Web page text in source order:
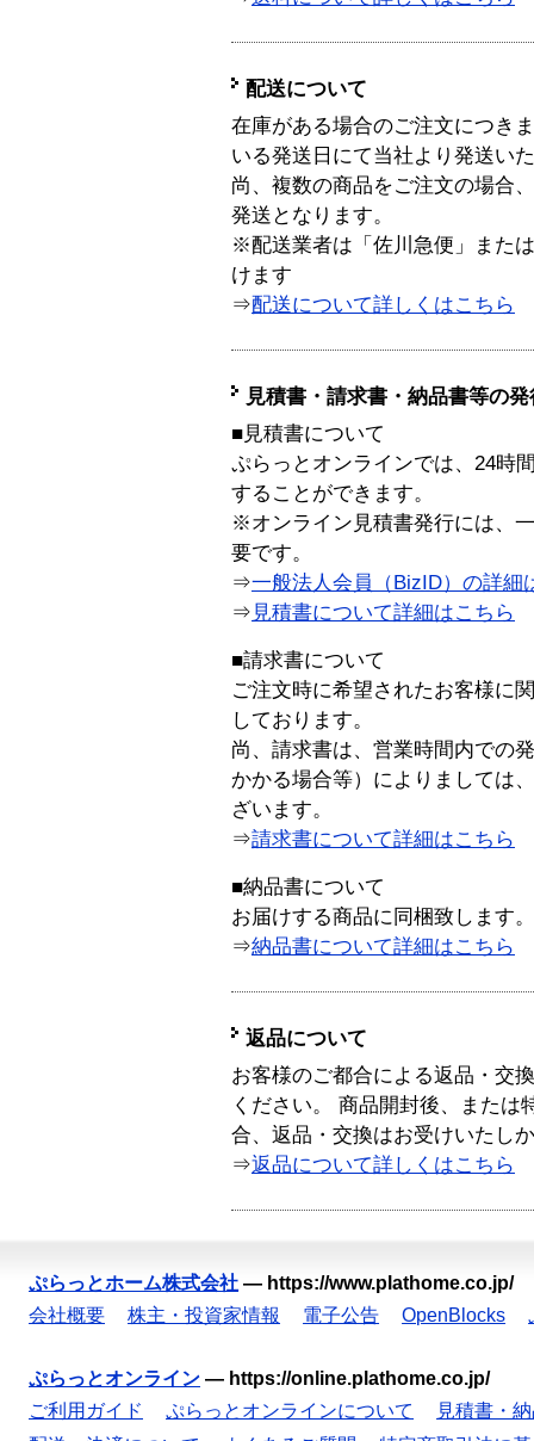
配送について
在庫がある場合のご注文につき
いる発送日にて当社より発送い
尚、複数の商品をご注文の場合
発送となります。
※配送業者は「佐川急便」また
けます
⇒配送について詳しくはこちら
見積書・請求書・納品書等の
■見積書について
ぷらっとオンラインでは、24時
することができます。
※オンライン見積書発行には、
要です。
⇒一般法人会員（BizID）の詳細
⇒ 見積書について詳細はこちら
■請求書について
ご注文時に希望されたお客様に
しております。
尚、請求書は、営業時間内での
かかる場合等）によりましては
ざいます。
⇒請求書について詳細はこちら
■納品書について
お届けする商品に同梱致します。
⇒納品書について詳細はこちら
返品について
お客様のご都合による返品・交
ください。 商品開封後、または
合、返品・交換はお受けいたし
⇒返品について詳しくはこちら
ぷらっとホーム株式会社 — https://www.plathome.co.jp/
会社概要
株主・投資家情報 電子公告 OpenBlocks
ぷらっとオンライン — https://online.plathome.co.jp/
ご利用ガイド
ぷらっとオンラインについて
見積書・